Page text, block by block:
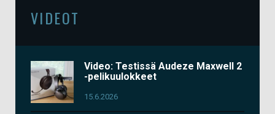
VIDEOT
Video: Testissä Audeze Maxwell 2
-pelikuulokkeet
15.6.2026